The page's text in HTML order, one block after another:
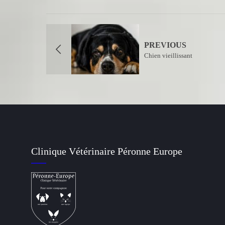
PREVIOUS
Chien vieillissant
Clinique Vétérinaire Péronne Europe